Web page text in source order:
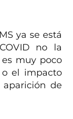
ya se está
no la
muy poco
el impacto
de